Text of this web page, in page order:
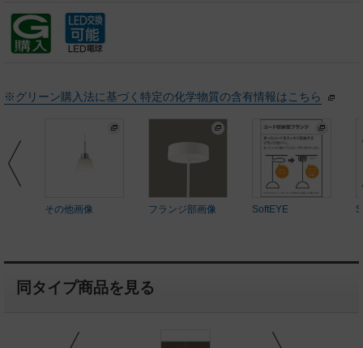
※グリーン購入法に基づく特定の化学物質の含有情報はこちら
その他画像 フランジ部画像 SoftEYE
同タイプ商品を見る